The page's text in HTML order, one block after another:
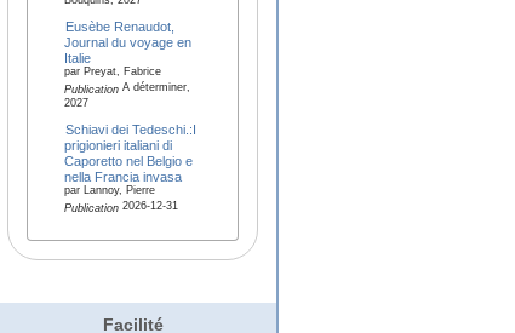
Eusèbe Renaudot,
Journal du voyage en
Italie
par Preyat, Fabrice
PublicationA déterminer,
2027
Schiavi dei Tedeschi.:I
prigionieri italiani di
Caporetto nel Belgio e
nella Francia invasa
par Lannoy, Pierre
Publication2026-12-31
Facilité